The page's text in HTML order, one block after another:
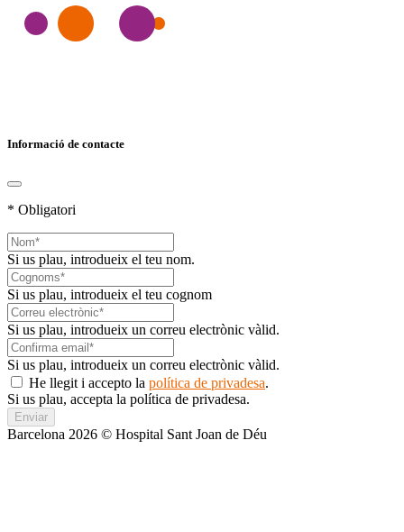
Informació de contacte
* Obligatori
Si us plau, introdueix el teu nom.
Si us plau, introdueix el teu cognom
Si us plau, introdueix un correu electrònic vàlid.
Si us plau, introdueix un correu electrònic vàlid.
He llegit i accepto la política de privadesa.
Si us plau, accepta la política de privadesa.
Enviar
Barcelona 2026 © Hospital Sant Joan de Déu